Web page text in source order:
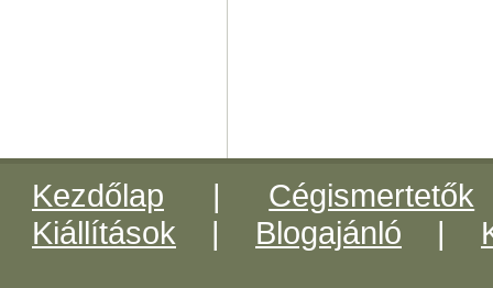
Kezdőlap | Cégismertetők
Kiállítások | Blogajánló |